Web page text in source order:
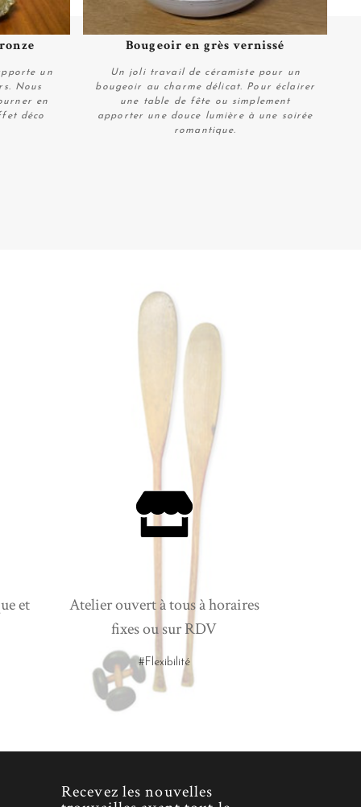
un
Nous
en
déco
Plus de détails
Bougeoir en grès vernissé
Un joli travail de céramiste pour un
bougeoir au charme délicat. Pour éclairer
une table de fête ou simplement
apporter une douce lumière à une soirée
romantique.
et
Atelier ouvert à tous à horaires
fixes ou sur RDV
#Flexibilité
Recevez les nouvelles